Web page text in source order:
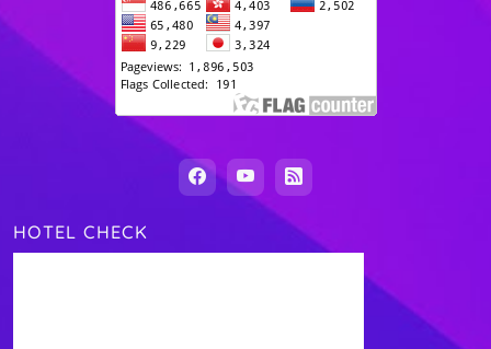
HOTEL CHECK